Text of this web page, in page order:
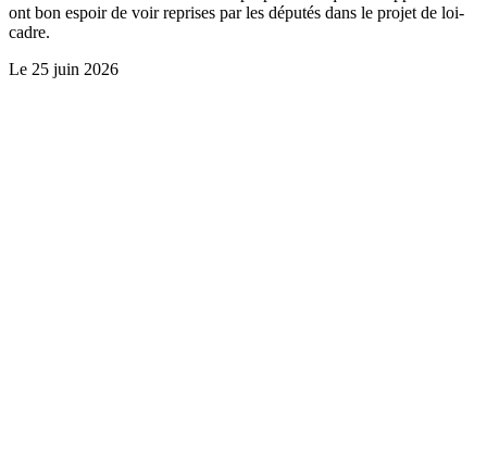
ont bon espoir de voir reprises par les députés dans le projet de loi-
cadre.
Le 25 juin 2026